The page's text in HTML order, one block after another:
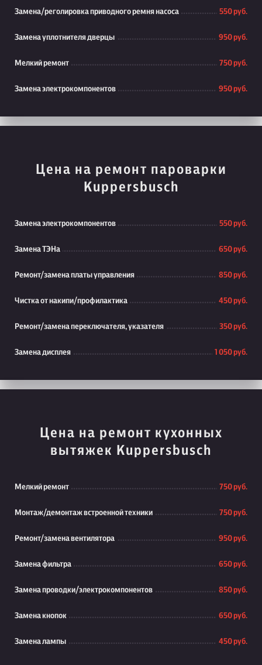
Замена/реголировка приводного ремня насоса 550 руб.
Замена уплотнителя дверцы 950 руб.
Мелкий ремонт 750 руб.
Замена электрокомпонентов 950 руб.
Цена на ремонт пароварки
Kuppersbusch
Замена электрокомпонентов 550 руб.
Замена ТЭНа 650 руб.
Ремонт/замена платы управления 850 руб.
Чистка от накипи/профилактика 450 руб.
Ремонт/замена переключателя, указателя 350 руб.
Замена дисплея 1 050 руб.
Цена на ремонт кухонных
вытяжек Kuppersbusch
Мелкий ремонт 750 руб.
Монтаж/демонтаж встроенной техники 750 руб.
Ремонт/замена вентилятора 950 руб.
Замена фильтра 650 руб.
Замена проводки/электрокомпонентов 850 руб.
Замена кнопок 650 руб.
Замена лампы 450 руб.